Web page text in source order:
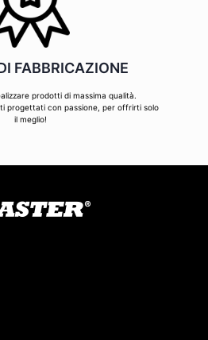
FABBRICAZIONE
prodotti di massima qualità.
progettati con passione, per offrirti solo
il meglio!